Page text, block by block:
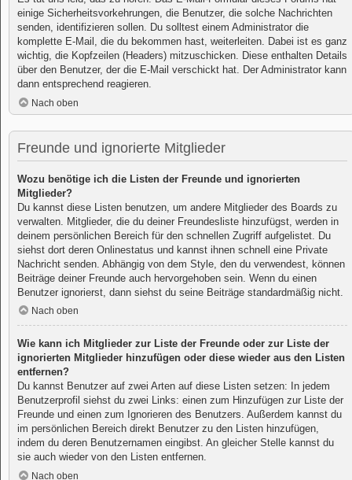
einige Sicherheitsvorkehrungen, die Benutzer, die solche Nachrichten
senden, identifizieren sollen. Du solltest einem Administrator die
komplette E-Mail, die du bekommen hast, weiterleiten. Dabei ist es ganz
wichtig, die Kopfzeilen (Headers) mitzuschicken. Diese enthalten Details
über den Benutzer, der die E-Mail verschickt hat. Der Administrator kann
dann entsprechend reagieren.
Nach oben
Freunde und ignorierte Mitglieder
Wozu benötige ich die Listen der Freunde und ignorierten
Mitglieder?
Du kannst diese Listen benutzen, um andere Mitglieder des Boards zu
verwalten. Mitglieder, die du deiner Freundesliste hinzufügst, werden in
deinem persönlichen Bereich für den schnellen Zugriff aufgelistet. Du
siehst dort deren Onlinestatus und kannst ihnen schnell eine Private
Nachricht senden. Abhängig von dem Style, den du verwendest, können
Beiträge deiner Freunde auch hervorgehoben sein. Wenn du einen
Benutzer ignorierst, dann siehst du seine Beiträge standardmäßig nicht.
Nach oben
Wie kann ich Mitglieder zur Liste der Freunde oder zur Liste der
ignorierten Mitglieder hinzufügen oder diese wieder aus den Listen
entfernen?
Du kannst Benutzer auf zwei Arten auf diese Listen setzen: In jedem
Benutzerprofil siehst du zwei Links: einen zum Hinzufügen zur Liste der
Freunde und einen zum Ignorieren des Benutzers. Außerdem kannst du
im persönlichen Bereich direkt Benutzer zu den Listen hinzufügen,
indem du deren Benutzernamen eingibst. An gleicher Stelle kannst du
sie auch wieder von den Listen entfernen.
Nach oben